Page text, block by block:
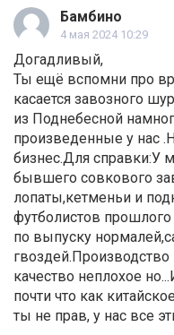
Бамбино
4 мая 2024 10:29
Догадливый,
Ты ещё вспомни про
касается завозного
из Поднебесной
произведенные у нас
бизнес.Для справки:У
бывшего совкового
лопаты,кетменьи и
футболистов
по выпуску
гвоздей.Производство
качество неплохое
почти что как
ты не прав, у нас все